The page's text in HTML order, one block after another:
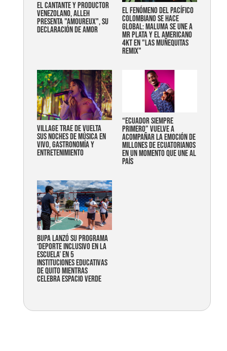
EL CANTANTE Y PRODUCTOR
VENEZOLANO, ALLEH
PRESENTA "AMOUREUX", SU
DECLARACIÓN DE AMOR
EL FENÓMENO DEL PACÍFICO
COLOMBIANO SE HACE
GLOBAL: MALUMA SE UNE A
MR PLATA Y EL AMERICANO
4KT EN "LAS MUÑEQUITAS
REMIX"
Village trae de vuelta
sus noches de música en
vivo, gastronomía y
entretenimiento
“Ecuador siempre
primero” vuelve a
acompañar la emoción de
millones de ecuatorianos
en un momento que une al
país
Bupa lanzó su programa
‘Deporte Inclusivo en la
Escuela’ en 5
instituciones educativas
de Quito mientras
celebra espacio verde